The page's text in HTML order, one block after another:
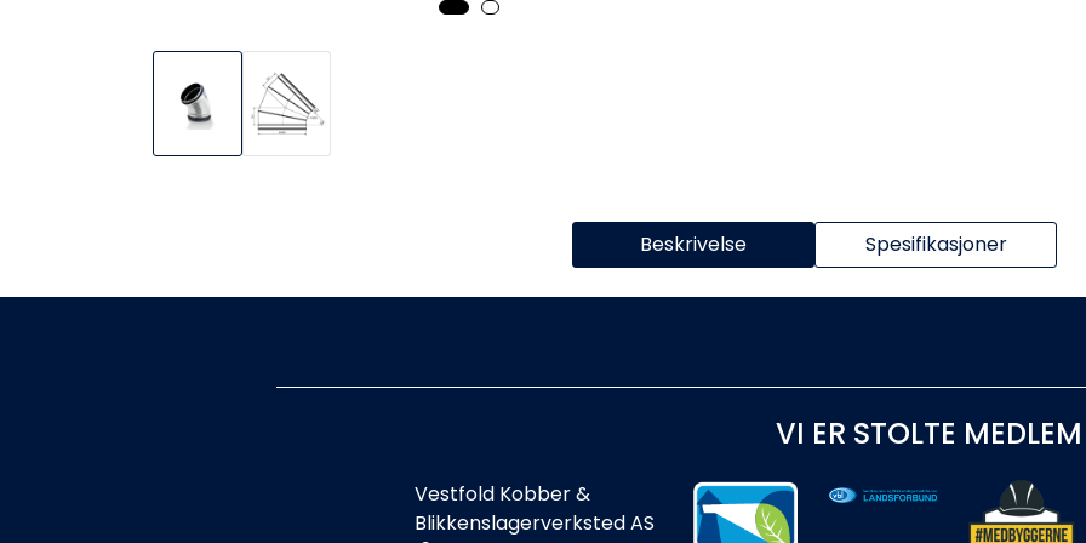
Beskrivelse Spesifikasjoner
VI ER STOLTE
Vestfold Kobber &
Blikkenslagerverksted AS